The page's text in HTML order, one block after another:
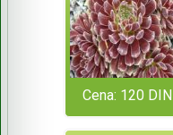
Cena: 120 DIN